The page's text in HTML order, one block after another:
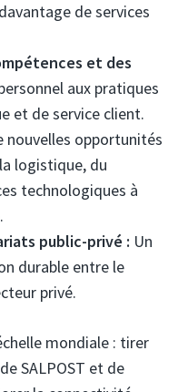
de services
et des
aux pratiques
et de service client.
nouvelles opportunités
logistique, du
technologiques à
public-privé : Un
durable entre le
privé.
mondiale : tirer
SALPOST et de